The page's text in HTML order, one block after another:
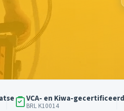
VCA- en Kiwa-gecertificeerd
BRL K10014